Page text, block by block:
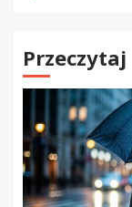
Przeczytaj